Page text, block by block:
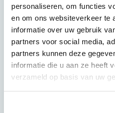
personaliseren, om functies
en om ons websiteverkeer te
informatie over uw gebruik
partners voor social media,
partners kunnen deze
informatie die u aan ze heeft
verzameld op basis van uw